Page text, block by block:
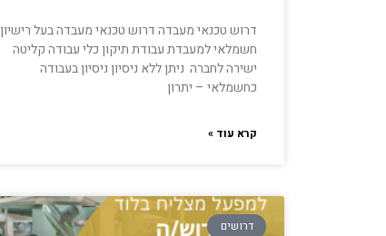
דרוש טכנאי מעבדה דרוש טכנאי מעבדה בעל רישיון
חשמלאי למעבדת עבודת תיקון כלי עבודה קליטה
ישירה לחברה ניתן ללא ניסיון ניסיון בעבודה
כחשמלאי – יתרון
קרא עוד »
דרושים